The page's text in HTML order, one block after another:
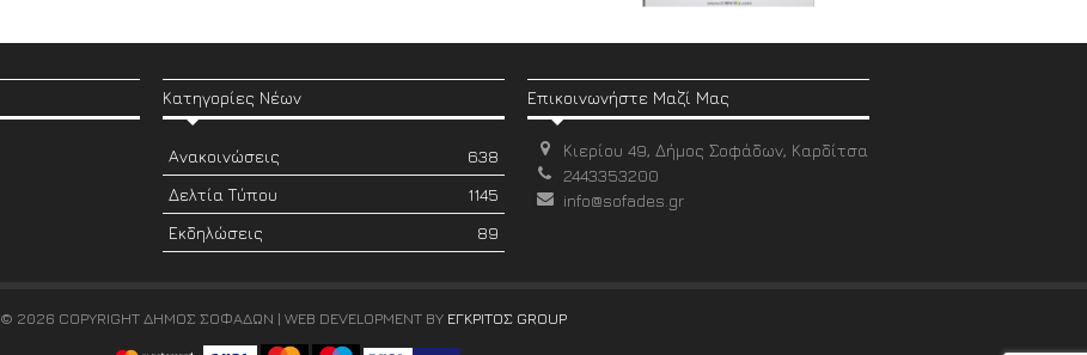
Κατηγορίες Νέων
Ανακοινώσεις
638
Δελτία Τύπου
1145
Εκδηλώσεις
89
Επικοινωνήστε Μαζί Μας
Κιερίου 49, Δήμος Σοφάδων, Καρδίτσα
2443353200
info@sofades.gr
© 2026 COPYRIGHT ΔΗΜΟΣ ΣΟΦΑΔΩΝ | WEB DEVELOPMENT BY ΕΓΚΡΙΤΟΣ GROUP